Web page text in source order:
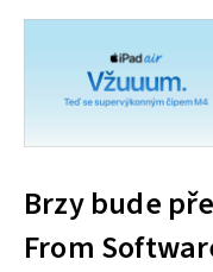
Brzy bude
From